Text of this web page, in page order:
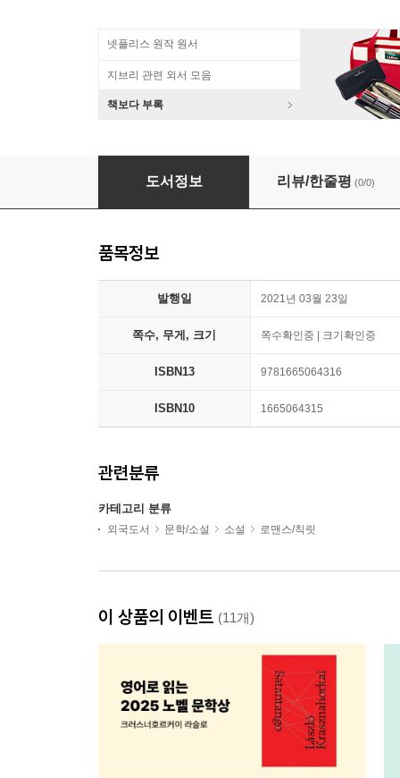
넷플리스 원작 원서
지브리 관련 외서 모음
책보다 부록
The Edge of Dawn
도서정보 리뷰/한줄평 (0/0)
품목정보
발행일 2021년 03월 23일
쪽수, 무게, 크기 쪽수확인중 | 크기확인중
ISBN13 9781665064316
ISBN10 1665064315
관련분류
카테고리 분류
외국도서 문학/소설 소설 로맨스/칙릿
이 상품의 이벤트 (11개)